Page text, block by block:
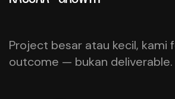
Project besar atau kecil, kami
outcome — bukan deliverable.